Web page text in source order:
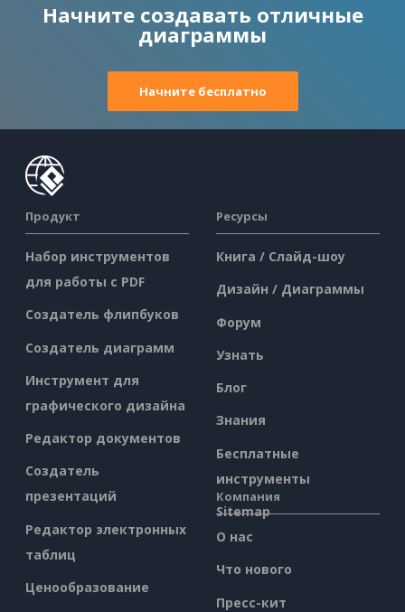
Начните создавать отличные
диаграммы
Начните бесплатно
Продукт
Набор инструментов
для работы с PDF
Создатель флипбуков
Создатель диаграмм
Инструмент для
графического дизайна
Редактор документов
Создатель
презентаций
Редактор электронных
таблиц
Ценообразование
Ресурсы
Книга / Слайд-шоу
Дизайн / Диаграммы
Форум
Узнать
Блог
Знания
Бесплатные
инструменты
Sitemap
Компания
О нас
Что нового
Пресс-кит